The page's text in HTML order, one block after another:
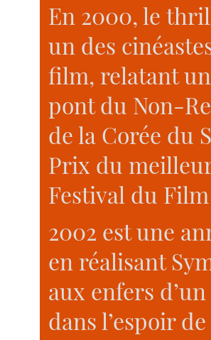
En 2000, le
un des
film, relatant
pont du Non-
de la Corée du
Prix du
Festival du
2002 est une
en réalisant
aux enfers
dans l’espoir